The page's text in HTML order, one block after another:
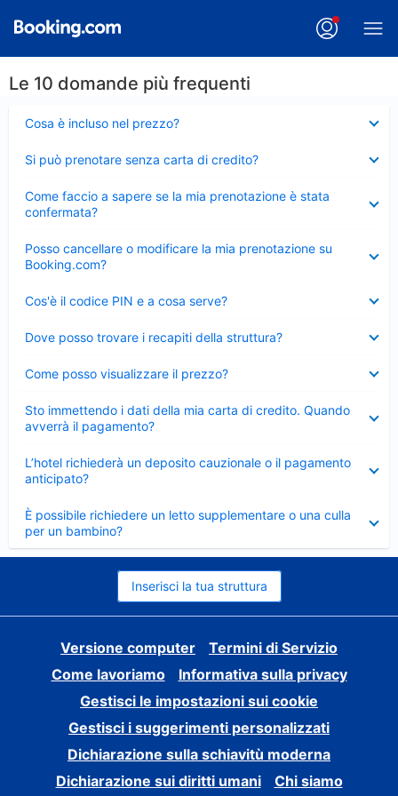
Le 10 domande più frequenti
Cosa è incluso nel prezzo?
chiuso
Si può prenotare senza carta di credito?
chiuso
Come faccio a sapere se la mia prenotazione è stata
confermata?
chiuso
Posso cancellare o modificare la mia prenotazione su
Booking.com?
chiuso
Cos'è il codice PIN e a cosa serve?
chiuso
Dove posso trovare i recapiti della struttura?
chiuso
Come posso visualizzare il prezzo?
chiuso
Sto immettendo i dati della mia carta di credito. Quando
avverrà il pagamento?
chiuso
L’hotel richiederà un deposito cauzionale o il pagamento
anticipato?
chiuso
È possibile richiedere un letto supplementare o una culla
per un bambino?
Elemento
chiuso
Inserisci la tua struttura
Versione computer
Termini di Servizio
Come lavoriamo
Informativa sulla privacy
Gestisci le impostazioni sui cookie
Gestisci i suggerimenti personalizzati
Dichiarazione sulla schiavitù moderna
Dichiarazione sui diritti umani
Chi siamo